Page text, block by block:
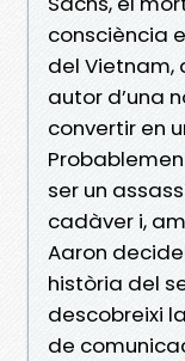
consciència
del Vietnam,
autor d’una
convertir en
ser un
cadàver i,
Aaron
història del
descobreixi
de